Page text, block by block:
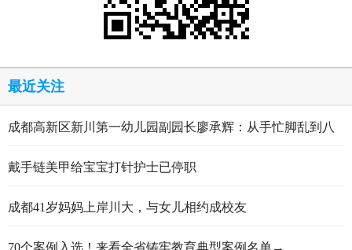
最近关注
成都高新区新川第一幼儿园副园长廖承辉：从手忙脚乱到八
戴手链美甲给宝宝打针护士已停职
成都41岁妈妈上岸川大，与女儿相约成校友
70个案例入选！来看全省铸牢教育典型案例名单→